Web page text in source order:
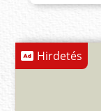
Hirdetés